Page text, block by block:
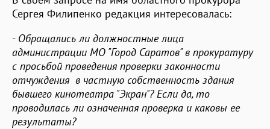
Сергея Филипенко редакция интересовалась:
- Обращались ли должностные лица
администрации МО "Город Саратов" в прокуратуру
с просьбой проведения проверки законности
отчуждения в частную собственность здания
бывшего кинотеатра "Экран"? Если да, то
проводилась ли означенная проверка и каковы ее
результаты?